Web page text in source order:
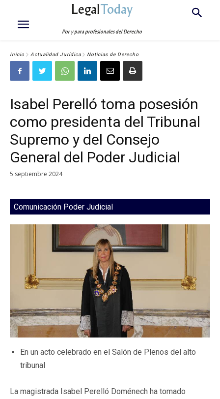
LegalToday
Por y para profesionales del Derecho
Inicio Actualidad Jurídica Noticias de Derecho
Isabel Perelló toma posesión
como presidenta del Tribunal
Supremo y del Consejo
General del Poder Judicial
5 septiembre 2024
Comunicación Poder Judicial
En un acto celebrado en el Salón de Plenos del alto
tribunal
La magistrada Isabel Perelló Doménech ha tomado